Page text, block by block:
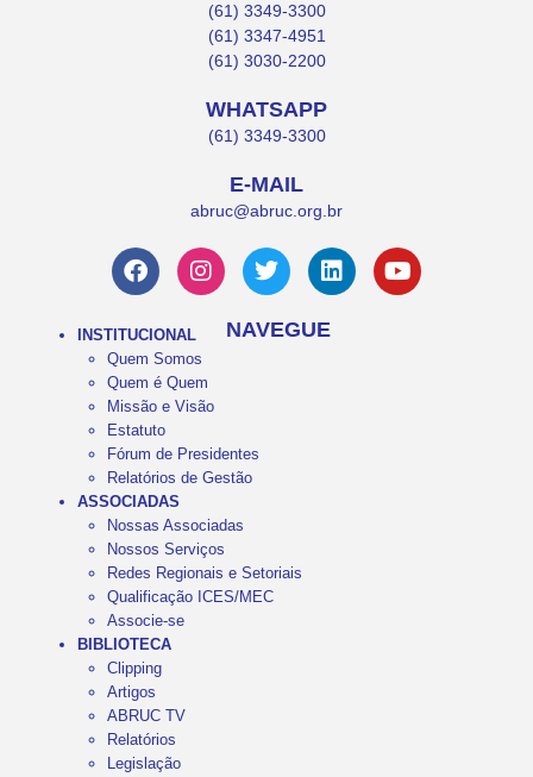
(61) 3349-3300
(61) 3347-4951
(61) 3030-2200
WHATSAPP
(61) 3349-3300
E-MAIL
abruc@abruc.org.br
NAVEGUE
INSTITUCIONAL
Quem Somos
Quem é Quem
Missão e Visão
Estatuto
Fórum de Presidentes
Relatórios de Gestão
ASSOCIADAS
Nossas Associadas
Nossos Serviços
Redes Regionais e Setoriais
Qualificação ICES/MEC
Associe-se
BIBLIOTECA
Clipping
Artigos
ABRUC TV
Relatórios
Legislação